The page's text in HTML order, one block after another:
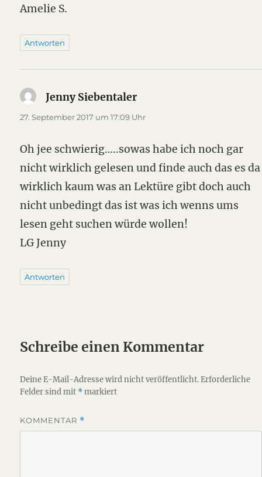
Amelie S.
Antworten
Jenny Siebentalersagt:
27. September 2017 um 17:09 Uhr
Oh jee schwierig…..sowas habe ich noch gar
nicht wirklich gelesen und finde auch das es da
wirklich kaum was an Lektüre gibt doch auch
nicht unbedingt das ist was ich wenns ums
lesen geht suchen würde wollen!
LG Jenny
Antworten
Schreibe einen Kommentar
Deine E-Mail-Adresse wird nicht veröffentlicht. Erforderliche
Felder sind mit *markiert
KOMMENTAR *